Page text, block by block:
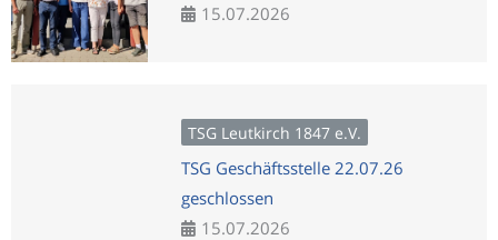
15.07.2026
TSG Leutkirch 1847 e.V.
TSG Geschäftsstelle 22.07.26
geschlossen
15.07.2026